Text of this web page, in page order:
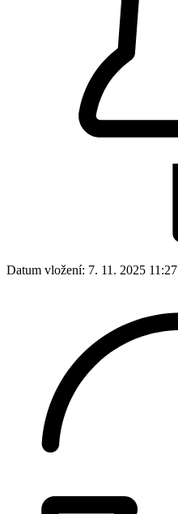
Datum vložení: 7. 11. 2025 11:27